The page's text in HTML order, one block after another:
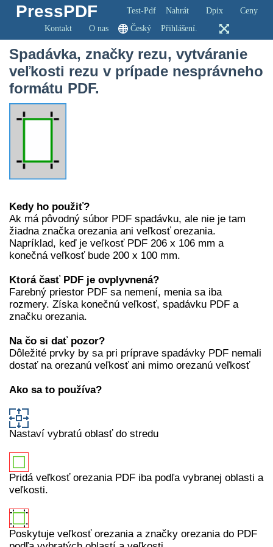
PressPDF Test-Pdf Nahrát Dpix
Ceny
Kontakt
O nas Český Přihlášení.
Spadávka, značky rezu, vytváranie
veľkosti rezu v prípade nesprávneho
formátu PDF.
Kedy ho použiť?
Ak má pôvodný súbor PDF spadávku, ale nie je tam
žiadna značka orezania ani veľkosť orezania.
Napríklad, keď je veľkosť PDF 206 x 106 mm a
konečná veľkosť bude 200 x 100 mm.
Ktorá časť PDF je ovplyvnená?
Farebný priestor PDF sa nemení, menia sa iba
rozmery. Získa konečnú veľkosť, spadávku PDF a
značku orezania.
Na čo si dať pozor?
Dôležité prvky by sa pri príprave spadávky PDF nemali
dostať na orezanú veľkosť ani mimo orezanú veľkosť
Ako sa to používa?
Nastaví vybratú oblasť do stredu
Pridá veľkosť orezania PDF iba podľa vybranej oblasti a
veľkosti.
Poskytuje veľkosť orezania a značky orezania do PDF